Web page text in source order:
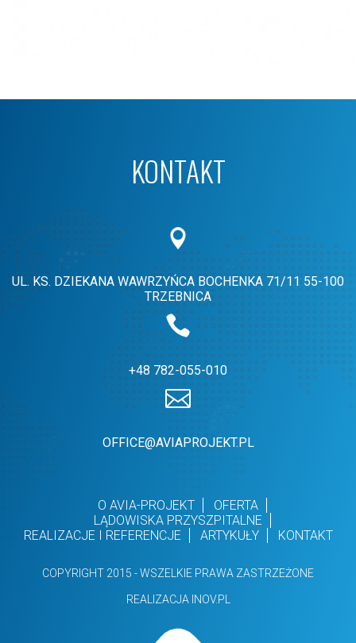
KONTAKT
UL. KS. DZIEKANA WAWRZYŃCA BOCHENKA 71/11 55-100
TRZEBNICA
+48 782-055-010
OFFICE@AVIAPROJEKT.PL
O AVIA-PROJEKT
OFERTA
LĄDOWISKA PRZYSZPITALNE
REALIZACJE I REFERENCJE
ARTYKUŁY KONTAKT
COPYRIGHT 2015 - WSZELKIE PRAWA ZASTRZEŻONE
REALIZACJA INOV.PL